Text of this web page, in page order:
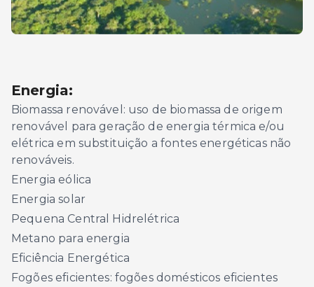
Energia:
Biomassa renovável: uso de biomassa de origem
renovável para geração de energia térmica e/ou
elétrica em substituição a fontes energéticas não
renováveis.
Energia eólica
Energia solar
Pequena Central Hidrelétrica
Metano para energia
Eficiência Energética
Fogões eficientes: fogões domésticos eficientes